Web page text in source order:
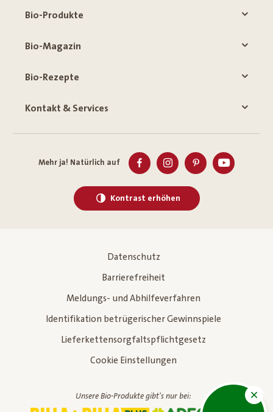
Bio-Produkte
Bio-Magazin
Bio-Rezepte
Kontakt & Services
Mehr ja! Natürlich auf
Kontrast erhöhen
Datenschutz
Barrierefreiheit
Meldungs- und Abhilfeverfahren
Identifikation betrügerischer Gewinnspiele
Lieferkettensorgfaltspflichtgesetz
Cookie Einstellungen
Unsere Bio-Produkte gibt's nur bei: